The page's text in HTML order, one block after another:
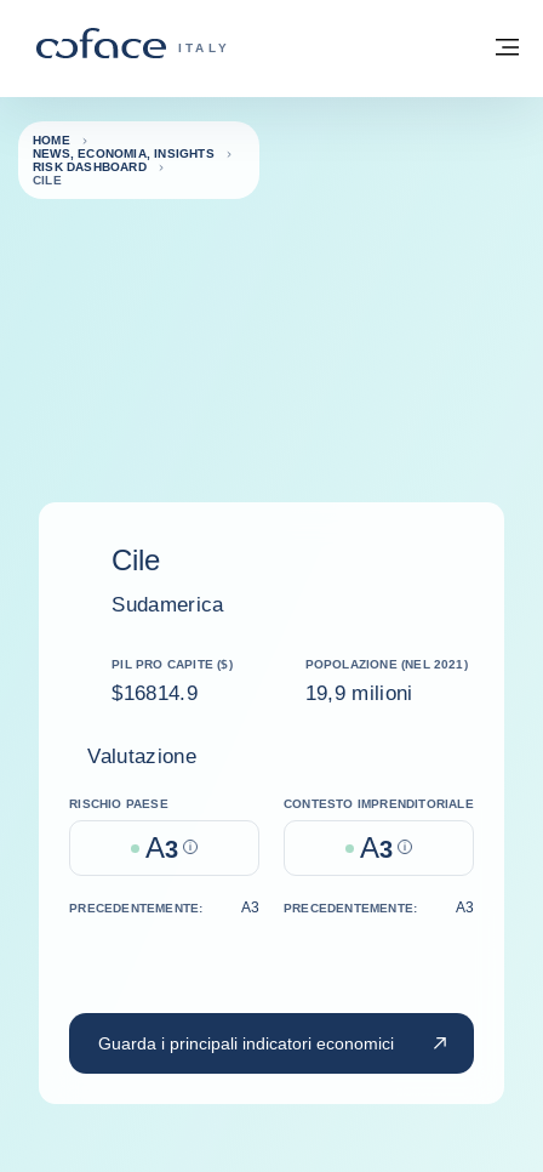
COFACE FOR TRADE - GROUP WEBSITE
ITALY
Torna alla Homepage
HOME
NEWS, ECONOMIA, INSIGHTS
RISK DASHBOARD
CILE
Cile
Sudamerica
PIL PRO CAPITE ($)
$16814.9
POPOLAZIONE (NEL 2021)
19,9 milioni
Valutazione
RISCHIO PAESE
A3 Help
CONTESTO IMPRENDITORIALE
A3 Help
PRECEDENTEMENTE: A3 PRECEDENTEMENTE: A3
Guarda i principali indicatori economici